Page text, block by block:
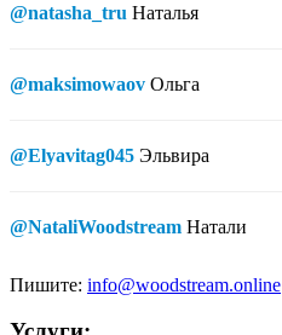
@natasha_tru Наталья
@maksimowaov Ольга
@Elyavitag045 Эльвира
@NataliWoodstream Натали
Пишите: info@woodstream.online